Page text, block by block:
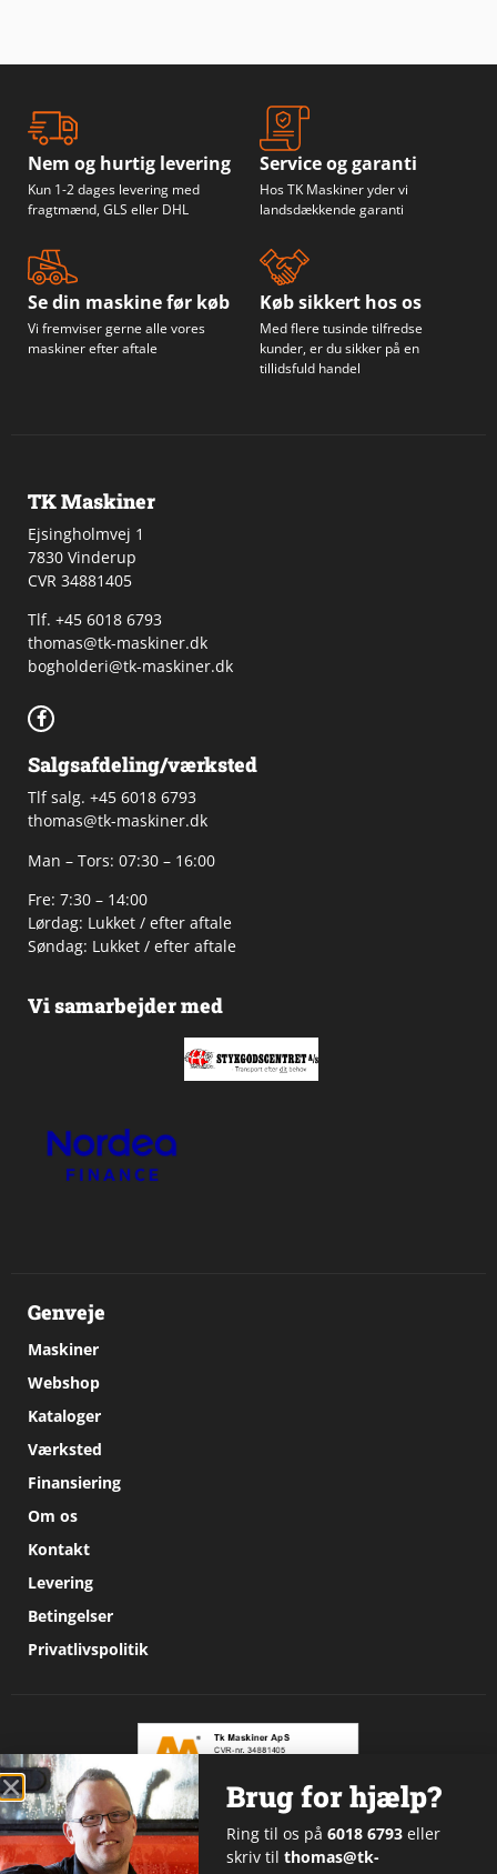
Nem og hurtig levering
Kun 1-2 dages levering med
fragtmænd, GLS eller DHL
Service og garanti
Hos TK Maskiner yder vi
landsdækkende garanti
Se din maskine før køb
Vi fremviser gerne alle vores
maskiner efter aftale
Køb sikkert hos os
Med flere tusinde tilfredse
kunder, er du sikker på en
tillidsfuld handel
TK Maskiner
Ejsingholmvej 1
7830 Vinderup
CVR 34881405
​Tlf. +45 6018 6793
thomas@tk-maskiner.dk
bogholderi@tk-maskiner.dk
Salgsafdeling/værksted
Tlf salg. +45 6018 6793
thomas@tk-maskiner.dk
Man – Tors: 07:30 – 16:00
Fre: 7:30 – 14:00
Lørdag: Lukket / efter aftale
Søndag: Lukket / efter aftale
Vi samarbejder med
Genveje
Maskiner
Webshop
Kataloger
Værksted
Finansiering
Om os
Kontakt
Levering
Betingelser
Privatlivspolitik
© TK Maskiner ApS
Brug for hjælp?
Ring til os på 6018 6793 eller
skriv tilthomas@tk-